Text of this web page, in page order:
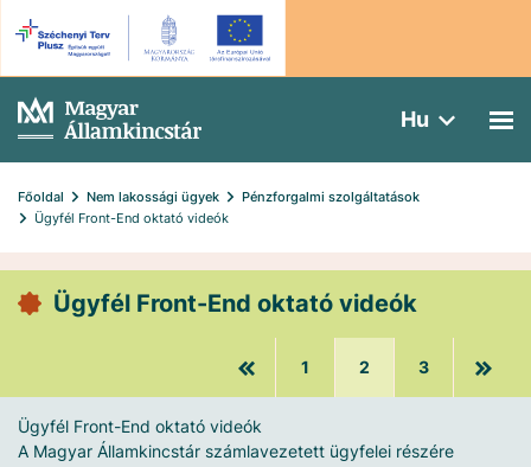
Hu
Főoldal Nem lakossági ügyek
Pénzforgalmi szolgáltatások
Ügyfél Front-End oktató videók
Ügyfél Front-End oktató videók
1 2 3
Ügyfél Front-End oktató videók
A Magyar Államkincstár számlavezetett ügyfelei részére